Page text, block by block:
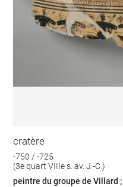
cratère
-750 / -725
(3e quart VIIIe s. av. J.-C.)